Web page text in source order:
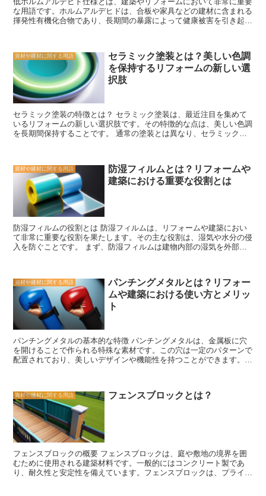
定しており、腐食や酸化に対しても耐性があります。これにより、セ
ラミックスは化学産業や医療産業などの分野でも使用されています。
セラミックスはさまざまな形状やサイズで製造することができます。
す。例えば、セラミックスと金属を組み合わせたセラミックスコンポ
ジットは、高い強度と耐久性を持つことができます。 セラミックス
は、その特性と多様な用途のために、現代の産業において重要な役割
を果たしています。今後もセラミックスの研究と開発が進み、さらな
る革新が期待されています。
な用語です。ホルムアルデヒドは、合板や家具などの建材に含まれる
揮発性有機化合物であり、長期間の暴露によって健康被害を引き起こ
影響だけでなく、環境への配慮にも関係しています。ホルムアルデヒ
ドは大気中に放出されると、光化学スモッグやオゾン層の破壊などの
環境問題を引き起こす可能性があります。そのため、低ホルムアルデ
ヒド仕様の建材や製品を使用することは、持続可能な建築やリフォー
ムの一環として重要な役割を果たします。 低ホルムアルデヒド仕様
の建材や製品は、特定の基準を満たしていることが証明されていま
す。例えば、日本ではJIS規格やF☆☆☆☆（フォースター）認定な
どがあります。これらの基準を満たした建材や製品は、ホルムアルデ
ヒドの放散を抑えるための特殊な処理が施されており、安全性が確保
や高齢者などの健康に敏感な人々にとっては、ホルムアルデヒドの放
散を抑えた環境が重要です。また、低ホルムアルデヒド仕様の建材や
製品は、長期的な視点で見れば、環境への負荷を軽減することにもつ
ながります。 低ホルムアルデヒド仕様は、建築やリフォームにおい
て重要な要素です。健康や環境に配慮した建材や製品を選ぶことで、
より安全で持続可能な住環境を実現することができます。建築やリフ
ォームを検討する際には、低ホルムアルデヒド仕様に注目し、適切な
選択をすることが大切です。
資材や建材に関する用語
セラミック塗装とは？美しい色調
を保持するリフォームの新しい選
択肢
セラミック塗装の特徴とは？ セラミック塗装は、最近注目を集めて
いるリフォームの新しい選択肢です。その特徴的な点は、美しい色調
を長期間保持することです。 通常の塗装とは異なり、セラミック塗
たします。そのため、セラミック塗装は通常の塗装よりも長持ちし、
色あせや剥がれを防ぐことができます。 また、セラミック塗装は耐
熱性にも優れています。これは、屋外の建物や車のボディなど、高温
にさらされる場所にも適していることを意味します。夏の暑い日や冬
の寒い日でも、セラミック塗装はその美しい色調を保ち続けることが
できます。 さらに、セラミック塗装は防汚性にも優れています。そ
の特殊な塗料の表面は滑らかで、汚れやホコリが付きにくいため、美
しい状態を長期間維持することができます。また、汚れが付いた場合
でも、水洗いや軽い洗剤で簡単に落とすことができます。 セラミッ
ク塗装は、美しい色調を保持するだけでなく、建物や車の外観を一新
ック塗装を施すことで、古くなった建物や車を新しく見せることがで
きます。 セラミック塗装は、美しい色調を長期間保持することがで
きるため、リフォームの新しい選択肢として注目されています。耐久
性、耐熱性、防汚性に優れているだけでなく、外観を一新する効果も
あるため、建物や車の美しさを引き立てることができます。セラミッ
ク塗装を検討している方は、その特徴を理解し、長期間にわたって美
資材や建材に関する用語
防湿フィルムとは？リフォームや
建築における重要な役割とは
防湿フィルムの役割とは 防湿フィルムは、リフォームや建築におい
て非常に重要な役割を果たします。その主な役割は、湿気や水分の侵
入を防ぐことです。 まず、防湿フィルムは建物内部の湿気を外部に
使用は欠かせません。 また、防湿フィルムは外部からの湿気や水分
の侵入を防ぐ役割も果たします。外部からの湿気や雨水が建物内部に
侵入すると、壁や床の腐食やカビの発生の原因となります。防湿フィ
ルムは、このような侵入を防ぐことで、建物の耐久性を高める役割を
果たします。 さらに、防湿フィルムは断熱効果も持っています。湿
気や水分が建物内部に侵入すると、断熱材の性能が低下し、冷暖房効
果が損なわれます。防湿フィルムは、湿気や水分の侵入を防ぐこと
で、断熱材の性能を保ち、快適な室内環境を維持する役割も果たしま
す。 以上のように、防湿フィルムはリフォームや建築において非常
使用は、建物の長寿命化や住み心地の向上につながるため、注意が必
要です。
資材や建材に関する用語
パンチングメタルとは？リフォー
ムや建築における使い方とメリッ
ト
パンチングメタルの基本的な特徴 パンチングメタルは、金属板に穴
を開けることで作られる特殊な素材です。この穴は一定のパターンで
配置されており、美しいデザインや機能性を持つことができます。パ
ルの最も顕著な特徴は、通気性と透明性です。穴が開いているため、
空気や光が自由に通過することができます。これにより、室内の換気
や自然光の取り込みが容易になります。また、パンチングメタルはプ
ライバシーを確保しながらも、外部からの視線を遮ることができま
す。このため、建物の外観や内部空間のデザインにおいて、パンチン
グメタルは非常に有用な素材となります。 さらに、パンチングメタ
ルは耐久性にも優れています。金属板が穴で強化されているため、強
度が増し、耐久性が向上します。また、パンチングメタルは防錆性も
備えており、長期間の使用においても美しい状態を保つことができま
す。これにより、建築物やリフォームにおいて、長期的なメンテナン
資材や建材に関する用語 フェンスブロックとは？
フェンスブロックの概要 フェンスブロックは、庭や敷地の境界を囲
むために使用される建築材料です。一般的にはコンクリート製であ
り、耐久性と安定性を備えています。フェンスブロックは、プライバ